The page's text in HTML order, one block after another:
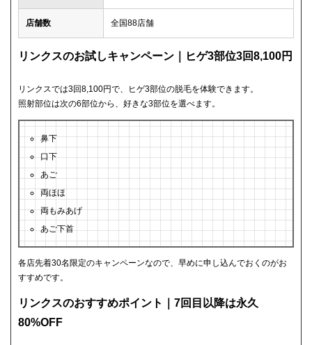
店舗数 全国88店舗
リンクスのお試しキャンペーン｜ヒゲ3部位3回8,100円
リンクスでは3回8,100円で、ヒゲ3部位の脱毛を体験できます。
照射部位は次の6部位から、好きな3部位を選べます。
鼻下
口下
あご
両ほほ
両もみあげ
あご下首
各店先着30名限定のキャンペーンなので、早めに申し込んでおくのがお
すすめです。
リンクスのおすすめポイント｜7回目以降は永久
80%OFF